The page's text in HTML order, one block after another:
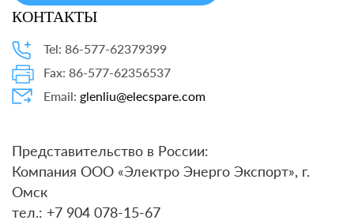
КОНТАКТЫ
Tel: 86-577-62379399
Fax: 86-577-62356537
Email: glenliu@elecspare.com
Представительство в России:
Компания ООО «Электро Энерго Экспорт», г.
Омск
тел.: +7 904 078-15-67